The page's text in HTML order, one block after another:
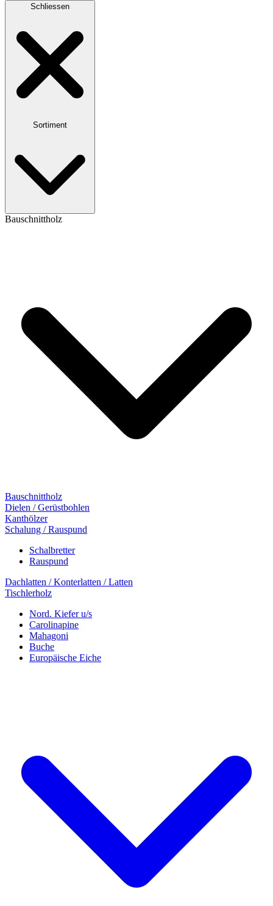
Schliessen
Sortiment
Bauschnittholz
Bauschnittholz
Dielen / Gerüstbohlen
Kanthölzer
Schalung / Rauspund
Schalbretter
Rauspund
Dachlatten / Konterlatten / Latten
Tischlerholz
Nord. Kiefer u/s
Carolinapine
Mahagoni
Buche
Europäische Eiche